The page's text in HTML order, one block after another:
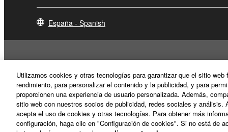
España - Spanish
Utilizamos cookies y otras tecnologías para garantizar que el sitio
rendimiento, para personalizar el contenido y la publicidad, y para
proporcionen una experiencia de usuario personalizada. Además,
sitio web con nuestros socios de publicidad, redes sociales y
acepta el uso de cookies y otras tecnologías. Para obtener más
configuración, haga clic en "Configuración de cookies". Si no está de